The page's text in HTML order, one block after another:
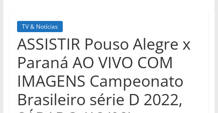
TV & Notícias
ASSISTIR Pouso Alegre x
Paraná AO VIVO COM
IMAGENS Campeonato
Brasileiro série D 2022,